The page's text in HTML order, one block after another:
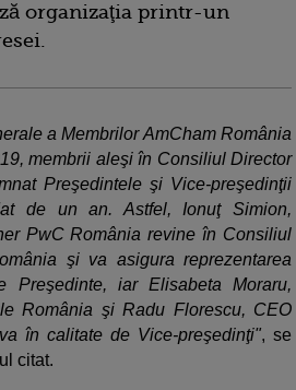
organizaţia printr-un
a Membrilor AmCham România
membrii aleşi în Consiliul Director
Preşedintele şi Vice-preşedinţii
de un an. Astfel, Ionuţ Simion,
PwC România revine în Consiliul
şi va asigura reprezentarea
Preşedinte, iar Elisabeta Moraru,
România şi Radu Florescu, CEO
în calitate de Vice-preşedinţi", se
citat.